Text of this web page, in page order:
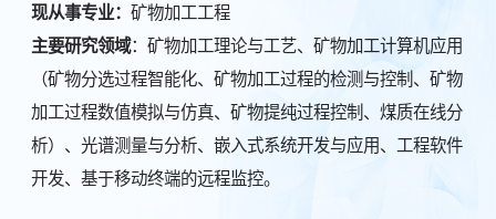
现从事专业：矿物加工工程
主要研究领域：矿物加工理论与工艺、矿物加工计算机应用
（矿物分选过程智能化、矿物加工过程的检测与控制、矿物
加工过程数值模拟与仿真、矿物提纯过程控制、煤质在线分
析）、光谱测量与分析、嵌入式系统开发与应用、工程软件
开发、基于移动终端的远程监控。